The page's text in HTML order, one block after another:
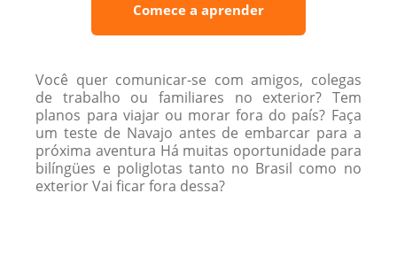
Comece a aprender
Você quer comunicar-se com amigos, colegas
de trabalho ou familiares no exterior? Tem
planos para viajar ou morar fora do país? Faça
um teste de Navajo antes de embarcar para a
próxima aventura Há muitas oportunidade para
bilíngües e poliglotas tanto no Brasil como no
exterior Vai ficar fora dessa?